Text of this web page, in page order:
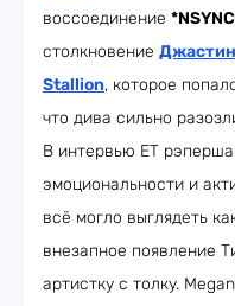
воссоединение *NSYNC
столкновение
Stallion, которое
что дива сильно
В интервью ET
эмоциональности и
всё могло выглядеть
внезапное появление
артистку с толку.